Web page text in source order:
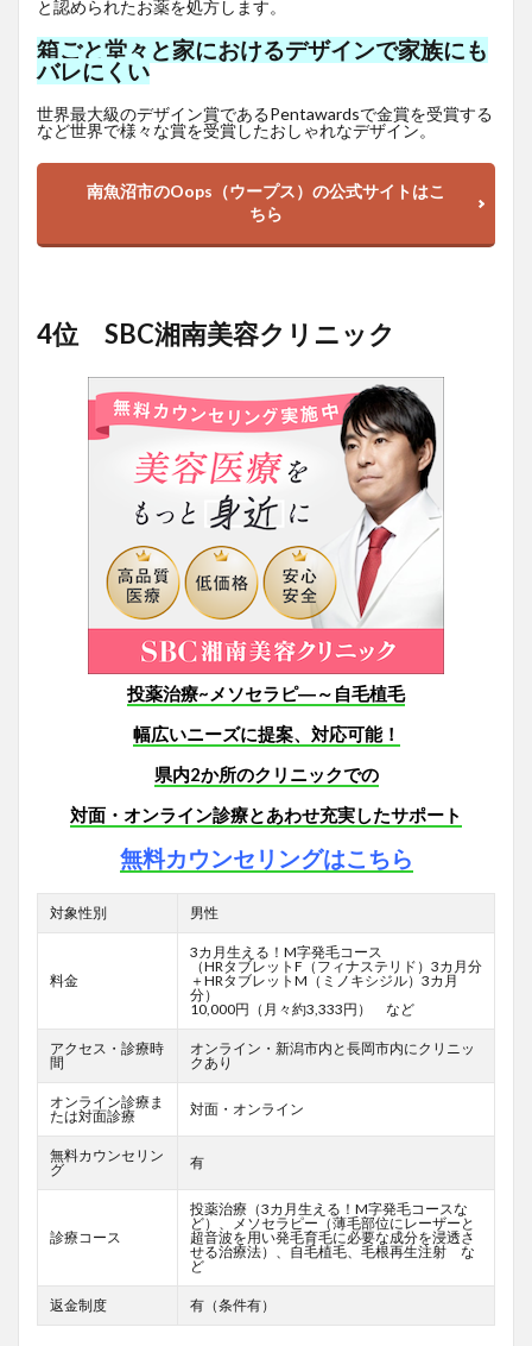
と認められたお薬を処方します。
箱ごと堂々と家におけるデザインで家族にも
バレにくい
世界最大級のデザイン賞であるPentawardsで金賞を受賞する
など世界で様々な賞を受賞したおしゃれなデザイン。
南魚沼市のOops（ウープス）の公式サイトはこ
ちら
4位 SBC湘南美容クリニック
投薬治療~メソセラピ―～自毛植毛
幅広いニーズに提案、対応可能！
県内2か所のクリニックでの
対面・オンライン診療とあわせ充実したサポート
無料カウンセリングはこちら
対象性別 男性
料金
3カ月生える！M字発毛コース
（HRタブレットF （フィナステリド）3カ月分
＋HRタブレットM（ミノキシジル）3カ月
分）
10,000円（月々約3,333円） など
アクセス・診療時
間
オンライン・新潟市内と長岡市内にクリニッ
クあり
オンライン診療ま
たは対面診療
対面・オンライン
無料カウンセリン
グ
有
診療コース
投薬治療（3カ月生える！M字発毛コースな
ど）、メソセラピー（薄毛部位にレーザーと
超音波を用い発毛育毛に必要な成分を浸透さ
せる治療法）、自毛植毛、毛根再生注射 な
ど
返金制度 有（条件有）